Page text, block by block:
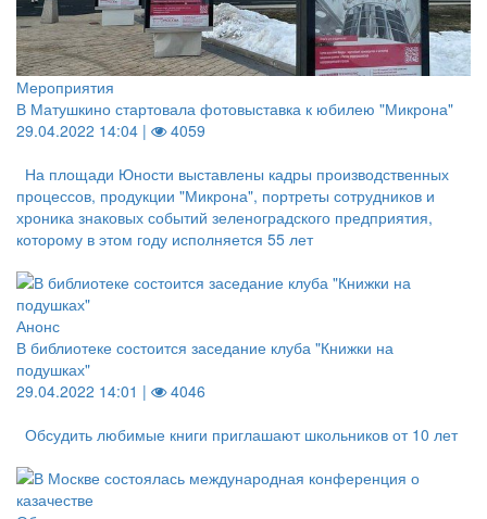
Мероприятия
В Матушкино стартовала фотовыставка к юбилею "Микрона"
29.04.2022 14:04 |
4059
На площади Юности выставлены кадры производственных
процессов, продукции "Микрона", портреты сотрудников и
хроника знаковых событий зеленоградского предприятия,
которому в этом году исполняется 55 лет
Анонс
В библиотеке состоится заседание клуба "Книжки на
подушках"
29.04.2022 14:01 |
4046
Обсудить любимые книги приглашают школьников от 10 лет